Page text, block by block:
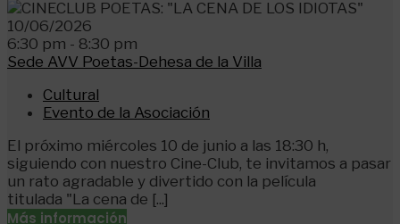
10/06/2026
6:30 pm - 8:30 pm
Sede AVV Poetas-Dehesa de la Villa
Cultural
Evento de la Asociación
El próximo miércoles 10 de junio a las 18:30 h,
siguiendo con nuestro Cine-Club, te invitamos a pasar
un rato agradable y divertido con la película
titulada "La cena de [...]
Más información